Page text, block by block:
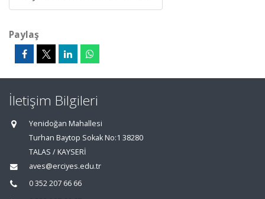
Paylaş
İletişim Bilgileri
Yenidoğan Mahallesi
Turhan Baytop Sokak No:1 38280
TALAS / KAYSERİ
aves@erciyes.edu.tr
0 352 207 66 66